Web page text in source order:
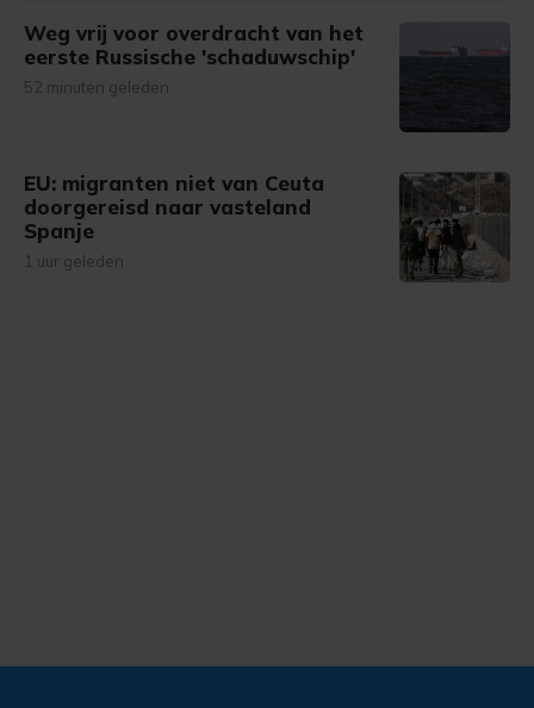
Weg vrij voor overdracht van het
eerste Russische 'schaduwschip'
52 minuten geleden
EU: migranten niet van Ceuta
doorgereisd naar vasteland
Spanje
1 uur geleden